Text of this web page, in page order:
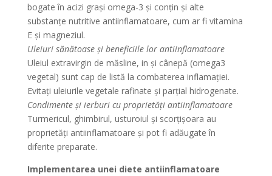
bogate în acizi grași omega-3 și conțin și alte
substanțe nutritive antiinflamatoare, cum ar fi vitamina
E și magneziul.
Uleiuri sănătoase și beneficiile lor antiinflamatoare
Uleiul extravirgin de măsline, in și cânepă (omega3
vegetal) sunt cap de listă la combaterea inflamației.
Evitați uleiurile vegetale rafinate și parțial hidrogenate.
Condimente și ierburi cu proprietăți antiinflamatoare
Turmericul, ghimbirul, usturoiul și scorțișoara au
proprietăți antiinflamatoare și pot fi adăugate în
diferite preparate.
Implementarea unei diete antiinflamatoare